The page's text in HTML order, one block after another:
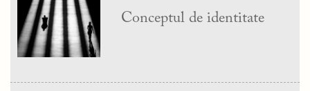
Conceptul de identitate